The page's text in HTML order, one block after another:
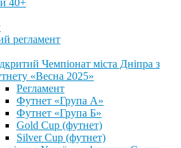
40+
регламент
Чемпіонат міста Дніпра з
«Весна 2025»
Регламент
Футнет «Група А»
Футнет «Група Б»
Gold Cup (футнет)
Silver Cup (футнет)